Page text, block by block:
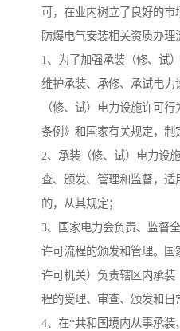
可，在业内树立了良好的市
防爆电气安装相关资质办理
1、为了加强承装（修、试
维护承装、承修、承试电
（修、试）电力设施许可
条例》和国家有关规定，制
2、承装（修、试）电力设
查、颁发、管理和监督，
的，从其规定；
3、国家电力会负责、监督
许可流程的颁发和管理。
许可机关）负责辖区内承
程的受理、审查、颁发和日
4、在*共和国境内从事承装